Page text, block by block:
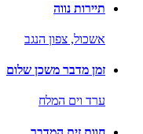
תיירות נווה
אשכול, צפון הנגב
זמן מדבר משכן שלום
ערד וים המלח